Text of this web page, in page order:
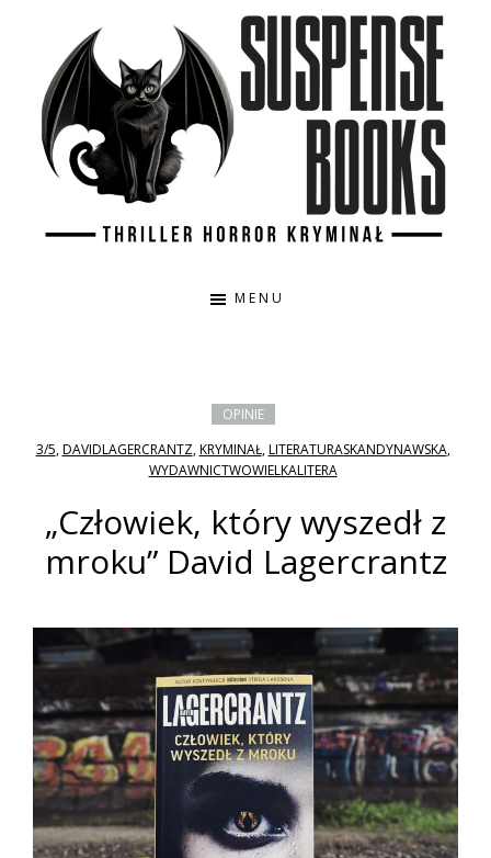
głównego
paska
bocznego
MENU
OPINIE
3/5,DAVIDLAGERCRANTZ,KRYMINAŁ,LITERATURASKANDYNAWSKA,
WYDAWNICTWOWIELKALITERA
„Człowiek, który wyszedł z
mroku” David Lagercrantz